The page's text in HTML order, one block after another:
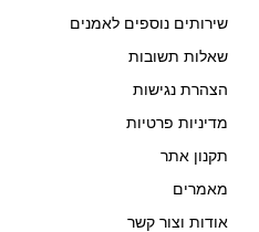
שירותים נוספים לאמנים
שאלות תשובות
הצהרת נגישות
מדיניות פרטיות
תקנון אתר
מאמרים
אודות וצור קשר